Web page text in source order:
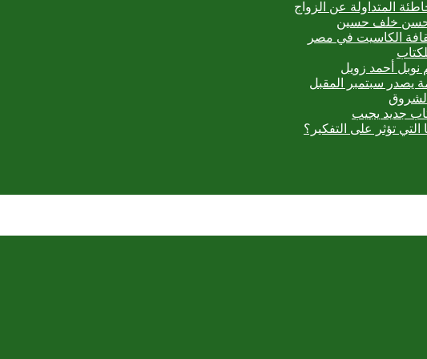
المتداولة عن الزواج
حسن خلف حسين
الكاسيت في مصر
نوبل أحمد زويل
يصدر سبتمبر المقبل
جديد يجيب
التي تؤثر على التفكير؟